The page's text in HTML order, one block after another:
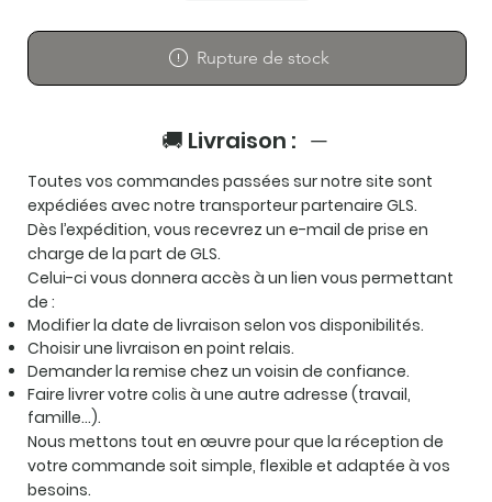
Rupture de stock
🚚 Livraison :
Toutes vos commandes passées sur notre site sont
expédiées avec notre transporteur partenaire GLS.
Dès l’expédition, vous recevrez un e-mail de prise en
charge de la part de GLS.
Celui-ci vous donnera accès à un lien vous permettant
de :
Modifier la date de livraison selon vos disponibilités.
Choisir une livraison en point relais.
Demander la remise chez un voisin de confiance.
Faire livrer votre colis à une autre adresse (travail,
famille…).
Nous mettons tout en œuvre pour que la réception de
votre commande soit simple, flexible et adaptée à vos
besoins.